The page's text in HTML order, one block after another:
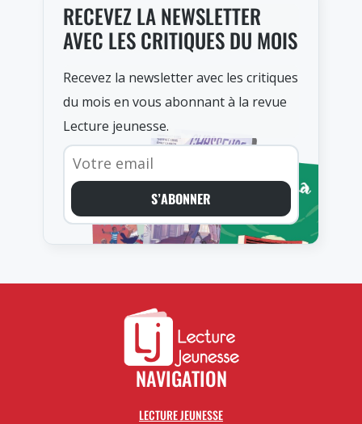
RECEVEZ LA NEWSLETTER
AVEC LES CRITIQUES DU MOIS
Recevez la newsletter avec les critiques
du mois en vous abonnant à la revue
Lecture jeunesse.
S’ABONNER
NAVIGATION
LECTURE JEUNESSE